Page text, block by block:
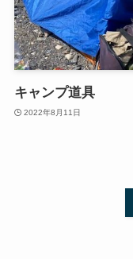
キャンプ道具
2022年8月11日